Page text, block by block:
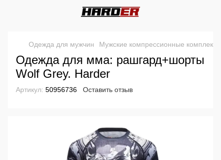
Одежда для мужчин Мужские компрессионные комплекты
Одежда для мма: рашгард+шорты
Wolf Grey. Harder
Артикул: 50956736 Оставить отзыв